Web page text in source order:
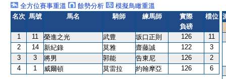
全方位賽事重溫
餘勢分析
模擬鳥瞰重溫
名次 馬號 馬名 騎師 練馬師
實際
負磅
檔位
1 11 榮進之光 武豊 坂口正則 126
11
2
14 新紀錄 莫雅 齋藤誠 122
3
3
3 將男 郭能 告東尼 126
2
4
1 威爾頓 莫雷拉 約翰摩亞 126 6